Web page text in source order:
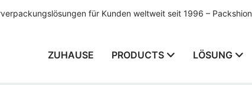
für Kunden weltweit seit 1996 – Packshion
ZUHAUSE PRODUCTS LÖSUNG